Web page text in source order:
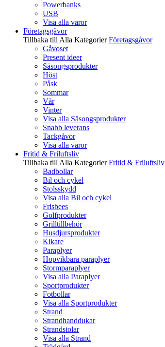
Powerbanks
USB
Visa alla varor
Företagsgåvor
Tillbaka till Alla Kategorier Företagsgåvor
Gåvoset
Present ideer
Säsongsprodukter
Höst
Påsk
Sommar
Vår
Vinter
Visa alla Säsongsprodukter
Snabb leverans
Tackgåvor
Visa alla varor
Fritid & Friluftsliv
Tillbaka till Alla Kategorier Fritid & Friluftsliv
Badbollar
Bil och cykel
Stolsskydd
Visa alla Bil och cykel
Frisbees
Golfprodukter
Grilltillbehör
Husdjursprodukter
Kikare
Paraplyer
Hopvikbara paraplyer
Stormparaplyer
Visa alla Paraplyer
Sportprodukter
Fotbollar
Visa alla Sportprodukter
Strand
Strandhanddukar
Strandstolar
Visa alla Strand